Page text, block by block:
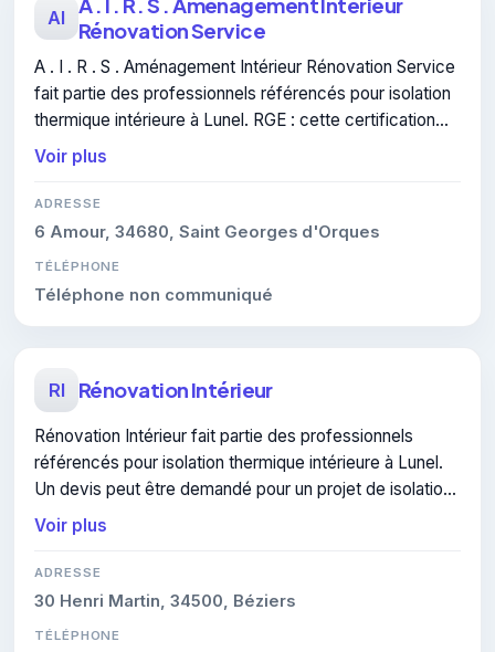
AI
Rénovation Service
A . I . R . S . Aménagement Intérieur Rénovation Service
fait partie des professionnels référencés pour isolation
thermique intérieure à Lunel. RGE : cette certification
atteste du savoir-faire de l'entreprise.
Voir plus
ADRESSE
6 Amour, 34680, Saint Georges d'Orques
TÉLÉPHONE
Téléphone non communiqué
RI Rénovation Intérieur
Rénovation Intérieur fait partie des professionnels
référencés pour isolation thermique intérieure à Lunel.
Un devis peut être demandé pour un projet de isolation
thermique intérieure.
Voir plus
ADRESSE
30 Henri Martin, 34500, Béziers
TÉLÉPHONE